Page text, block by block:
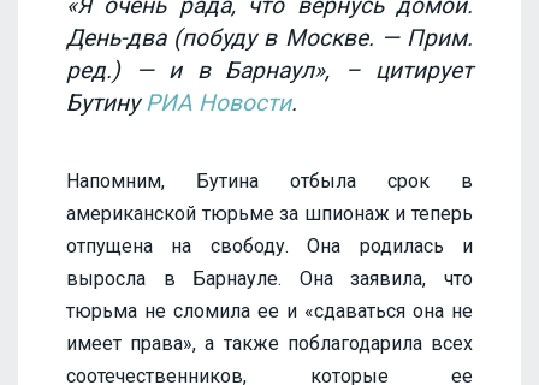
День-два (побуду в Москве. — Прим.
ред.) — и в Барнаул», – цитирует
Бутину РИА Новости.
Напомним, Бутина отбыла срок в
американской тюрьме за шпионаж и теперь
отпущена на свободу. Она родилась и
выросла в Барнауле. Она заявила, что
тюрьма не сломила ее и «сдаваться она не
имеет права», а также поблагодарила всех
соотечественников, которые ее